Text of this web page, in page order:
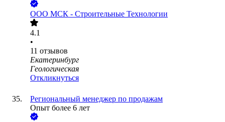
ООО МСК - Строительные Технологии
4.1
•
11 отзывов
Екатеринбург
Геологическая
Откликнуться
Региональный менеджер по продажам
Опыт более 6 лет